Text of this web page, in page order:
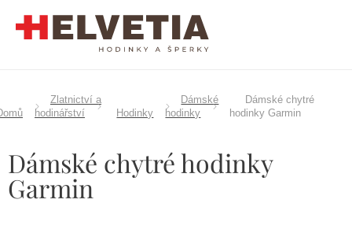
Zlatnictví a
hodinářství
Hodinky
Dámské
hodinky
Dámské chytré
hodinky Garmin
Dámské chytré hodinky
Garmin